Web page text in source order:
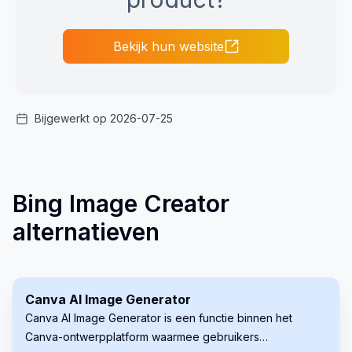
Bekijk hun website
Bijgewerkt op 2026-07-25
Bing Image Creator
alternatieven
Canva AI Image Generator
Canva AI Image Generator is een functie binnen het
Canva-ontwerpplatform waarmee gebruikers